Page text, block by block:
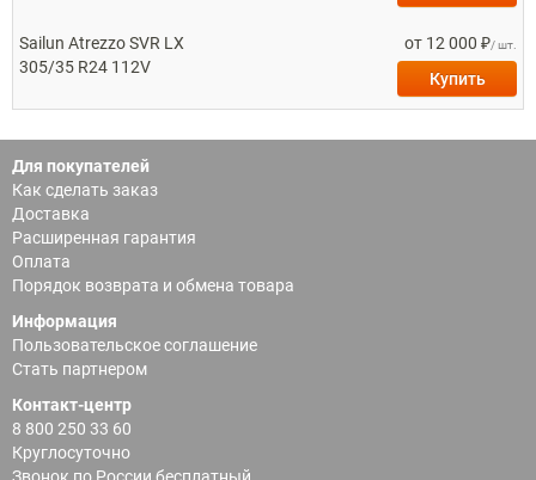
Sailun Atrezzo SVR LX
305/35 R24 112V
от 12 000 ₽/ шт.
Купить
Для покупателей
Как сделать заказ
Доставка
Расширенная гарантия
Оплата
Порядок возврата и обмена товара
Информация
Пользовательское соглашение
Стать партнером
Контакт-центр
8 800 250 33 60
Круглосуточно